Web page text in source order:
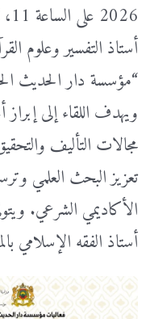
أستاذ التفسير وعلوم
“مؤسسة دار الحديث
ويهدف اللقاء إلى إبراز
مجالات التأليف
تعزيز البحث العلمي
الأكاديمي الشرعي.
أستاذ الفقه الإسلامي